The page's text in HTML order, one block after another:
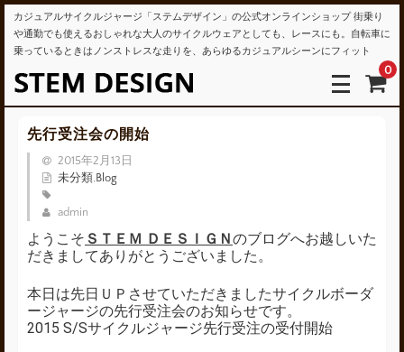
カジュアルサイクルジャージ「ステムデザイン」の公式オンラインショップ 街乗り
や通勤でも使えるおしゃれな大人のサイクルウェアとしても、レースにも。自転車に
乗っているときはノンストレスな走りを、あらゆるカジュアルシーンにフィット
0
先行受注会の開始
2015年2月13日
未分類, Blog
admin
ようこそ ＳＴＥＭ ＤＥＳＩＧＮのブログへお越しいた
だきましてありがとうございました。
本日は先日ＵＰさせていただきましたサイクルボーダ
ージャージの先行受注会のお知らせです。
2015 S/Sサイクルジャージ先行受注の受付開始